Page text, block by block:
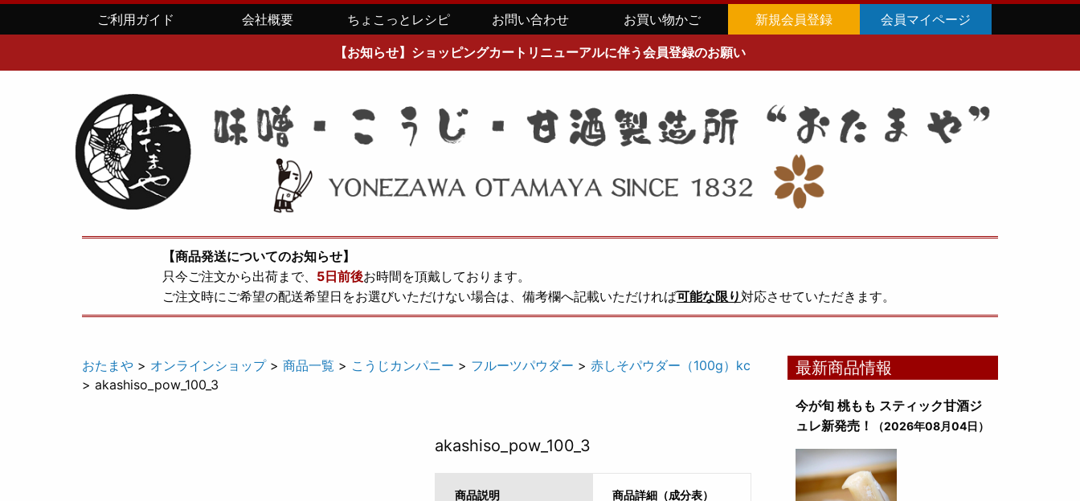
ご利用ガイド 会社概要 ちょこっとレシピ お問い合わせ お買い物かご 新規会員登録 会員マイページ
【お知らせ】ショッピングカートリニューアルに伴う会員登録のお願い
【商品発送についてのお知らせ】
只今ご注文から出荷まで、 5日前後お時間を頂戴しております。
ご注文時にご希望の配送希望日をお選びいただけない場合は、備考欄へ記載いただければ可能な限り対応させていただきます。
おたまや > オンラインショップ> 商品一覧 > こうじカンパニー > フルーツパウダー > 赤しそパウダー（100g）kc
> akashiso_pow_100_3
akashiso_pow_100_3
商品説明 商品詳細（成分表）
最新商品情報
今が旬 桃もも スティック甘酒ジ
ュレ新発売！
（2026年08月04日）